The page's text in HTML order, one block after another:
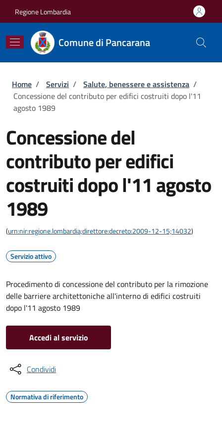
Regione Lombardia
Comune di Pancarana
Briciole di pane
Home / Servizi / Salute, benessere e assistenza /
Concessione del contributo per edifici costruiti dopo l'11
agosto 1989
Concessione del
contributo per edifici
costruiti dopo l'11 agosto
1989
(urn:nir:regione.lombardia;direttore:decreto:2009-12-15;14032)
Servizio attivo
Procedimento di concessione del contributo per la rimozione
delle barriere architettoniche all'interno di edifici costruiti
dopo l'11 agosto 1989
Accedi al servizio
Condividi
Normativa di riferimento